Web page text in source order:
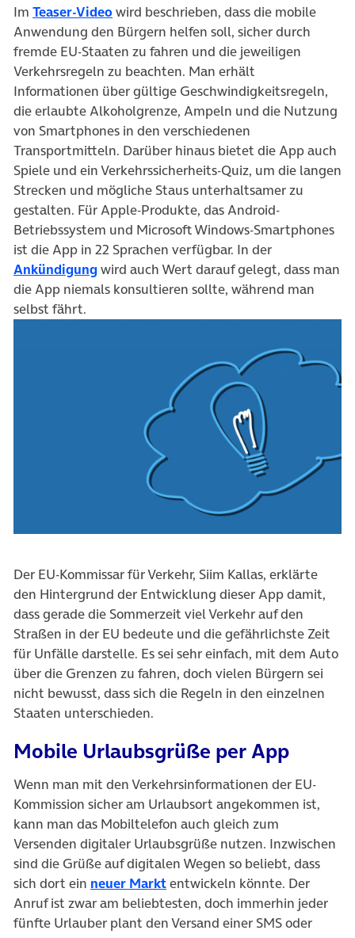
Im Teaser-Video (öffnet in neuem Tab)
wird beschrieben, dass die mobile
Anwendung den Bürgern helfen soll, sicher durch
fremde EU-Staaten zu fahren und die jeweiligen
Verkehrsregeln zu beachten. Man erhält
Informationen über gültige Geschwindigkeitsregeln,
die erlaubte Alkoholgrenze, Ampeln und die Nutzung
von Smartphones in den verschiedenen
Transportmitteln. Darüber hinaus bietet die App auch
Spiele und ein Verkehrssicherheits-Quiz, um die langen
Strecken und mögliche Staus unterhaltsamer zu
gestalten. Für Apple-Produkte, das Android-
Betriebssystem und Microsoft Windows-Smartphones
ist die App in 22 Sprachen verfügbar. In der
Ankündigung(öffnet in neuem Tab)
wird auch Wert darauf gelegt, dass man
die App niemals konsultieren sollte, während man
selbst fährt.
Der EU-Kommissar für Verkehr, Siim Kallas, erklärte
den Hintergrund der Entwicklung dieser App damit,
dass gerade die Sommerzeit viel Verkehr auf den
Straßen in der EU bedeute und die gefährlichste Zeit
für Unfälle darstelle. Es sei sehr einfach, mit dem Auto
über die Grenzen zu fahren, doch vielen Bürgern sei
nicht bewusst, dass sich die Regeln in den einzelnen
Staaten unterschieden.
Mobile Urlaubsgrüße per App
Wenn man mit den Verkehrsinformationen der EU-
Kommission sicher am Urlaubsort angekommen ist,
kann man das Mobiltelefon auch gleich zum
Versenden digitaler Urlaubsgrüße nutzen. Inzwischen
sind die Grüße auf digitalen Wegen so beliebt, dass
sich dort ein neuer Markt(öffnet in neuem Tab)
entwickeln könnte. Der
Anruf ist zwar am beliebtesten, doch immerhin jeder
fünfte Urlauber plant den Versand einer SMS oder